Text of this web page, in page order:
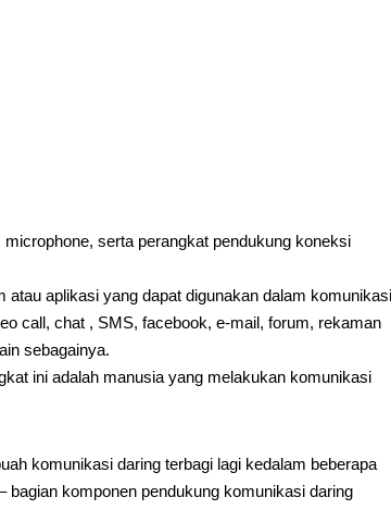
serta perangkat pendukung koneksi
atau aplikasi yang dapat digunakan dalam komunikasi
call, chat , SMS, facebook, e-mail, forum, rekaman
sebagainya.
ini adalah manusia yang melakukan komunikasi
komunikasi daring terbagi lagi kedalam beberapa
komponen pendukung komunikasi daring